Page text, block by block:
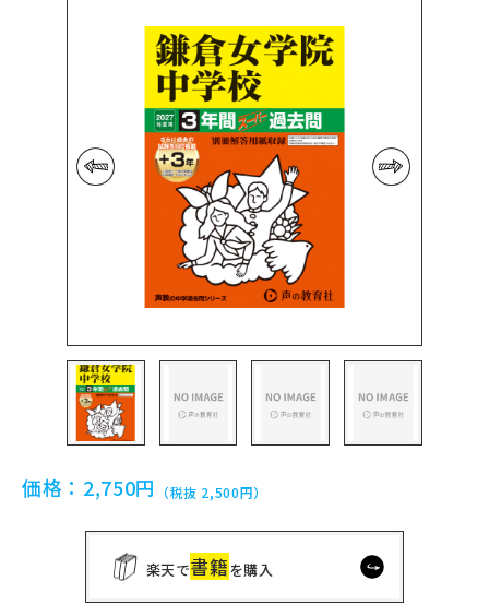
前の画像 次の画像
価格： 2,750円 （税抜 2,500円）
楽天で書籍を購入